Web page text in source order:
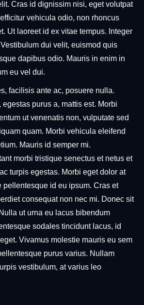
Cras id dignissim nisi, eget volutpat
vehicula odio, non rhoncus
Ut laoreet id ex vitae tempus. Integer
dui velit, euismod quis
dapibus odio. Mauris in enim in
eu vel dui.
facilisis ante ac, posuere nulla.
egestas purus a, mattis est. Morbi
ut venenatis non, vulputate sed
quam. Morbi vehicula eleifend
Mauris id semper mi.
morbi tristique senectus et netus et
turpis egestas. Morbi eget dolor at
pellentesque id eu ipsum. Cras et
consequat non nec mi. Donec sit
ut urna eu lacus bibendum
sodales tincidunt lacus, id
Vivamus molestie mauris eu sem
purus varius. Nullam
vestibulum, at varius leo